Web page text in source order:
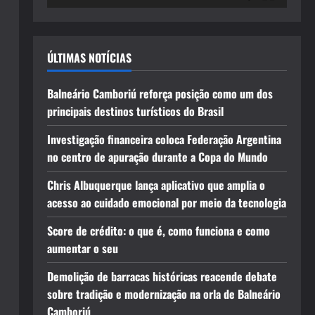
ÚLTIMAS NOTÍCIAS
Balneário Camboriú reforça posição como um dos
principais destinos turísticos do Brasil
Investigação financeira coloca Federação Argentina
no centro de apuração durante a Copa do Mundo
Chris Albuquerque lança aplicativo que amplia o
acesso ao cuidado emocional por meio da tecnologia
Score de crédito: o que é, como funciona e como
aumentar o seu
Demolição de barracas históricas reacende debate
sobre tradição e modernização na orla de Balneário
Camboriú